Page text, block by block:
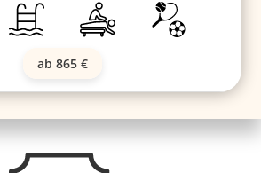
ab 865 €